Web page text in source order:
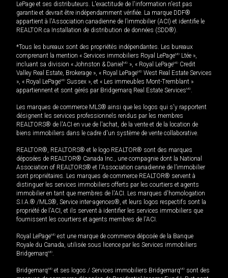
LePage et ses distributeurs. L'exactitude de l'information n'est pas
garantie et devrait être indépendamment vérifiée. La marque DDF®
appartient à l'Association canadienne de l’immobilier (ACI) et identifie le
REALTOR.ca Installation de distribution de données (SDD®).
*Tous les bureaux sont des propriétés indépendantes. Les bureaux
comprenant la mention « Services immobiliers Royal LePageMD Ltée »,
incluant sa division « Johnston & Daniel MD », « Royal LePageMD Credit
Valley Real Estate, Brokerage », « Royal LePageMD West Real Estate Services
», « Royal LePageMD Sussex », et « Les immeubles Mont-Tremblant »
appartiennent et sont gérés par Bridgemarq Real Estate ServicesMD.
Les marques de commerce MLS® ainsi que les logos qui s'y rapportent
désignent les services professionnels rendus par les membres
REALTORS® de l'ACI en vue de l'achat, de la vente et de la location de
biens immobiliers dans le cadre d'un système de vente collaborative.
REALTOR®, REALTORS® et le logo REALTOR® sont des marques
déposées de REALTOR® Canada Inc., une compagnie dont la National
Association of REALTORS® et l'Association canadienne de l’immobilier
sont propriétaires. Les marques de commerce REALTOR® servent à
distinguer les services immobiliers offerts par les courtiers et agents
immobilier en tant que membres de l'ACI. Les marques d'homologation
S.I.A.® /MLS®, Service inter-agences®, et leurs logos respectifs sont la
propriété de l'ACI, et ils servent à identifier les services immobiliers que
fournissent les courtiers et agents membres de l'ACI.
Royal LePageMD est une marque de commerce déposée de la Banque
Royale du Canada, utilisée sous licence par les Services immobiliers
BridgemarqMD.
BridgemarqMD et ses logos / Services immobiliers BridgemarqMD sont des